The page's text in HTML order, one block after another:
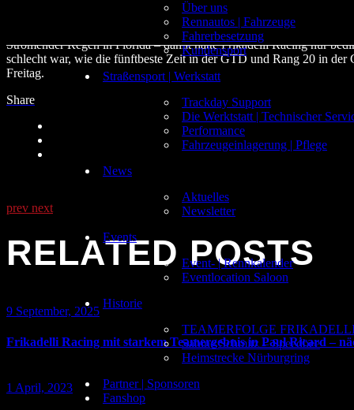
Über uns
Rennautos | Fahrzeuge
Fahrerbesetzung
Kundensport
Straßensport | Werkstatt
Trackday Support
Die Werktstatt | Technischer
Performance
Fahrzeugeinlagerung | Pflege
News
Aktuelles
Newsletter
Events
Event- | Rennkalender
Eventlocation Saloon
Historie
TEAMERFOLGE
Sabine Schmitz – Speedbee
Heimstrecke Nürburgring
Partner | Sponsoren
Fanshop
Strömender Regen in Florida – damit hatte Frikadelli Racing nur
schlecht war, wie die fünftbeste Zeit in der GTD und Rang 20 in der
Freitag.
Share
prev next
RELATED POSTS
9 September, 2025
Frikadelli Racing mit starkem Teamergebnis in Paul Ricard –
1 April, 2023